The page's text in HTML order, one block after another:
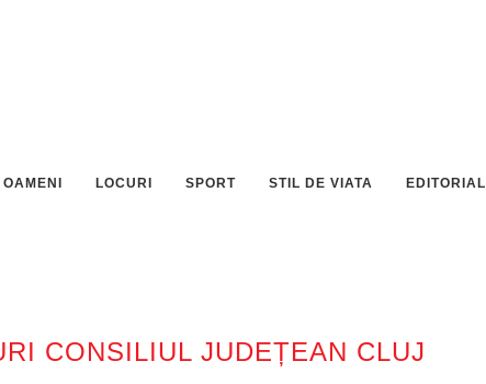
OAMENI LOCURI SPORT STIL DE VIATA EDITORIAL
CONSILIUL JUDEȚEAN CLUJ